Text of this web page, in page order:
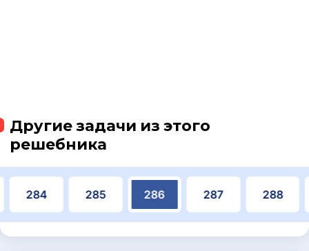
Другие задачи из этого
решебника
284 285 286 287 288